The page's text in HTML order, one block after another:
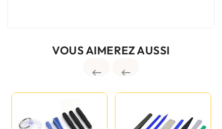
VOUS AIMEREZ AUSSI
 